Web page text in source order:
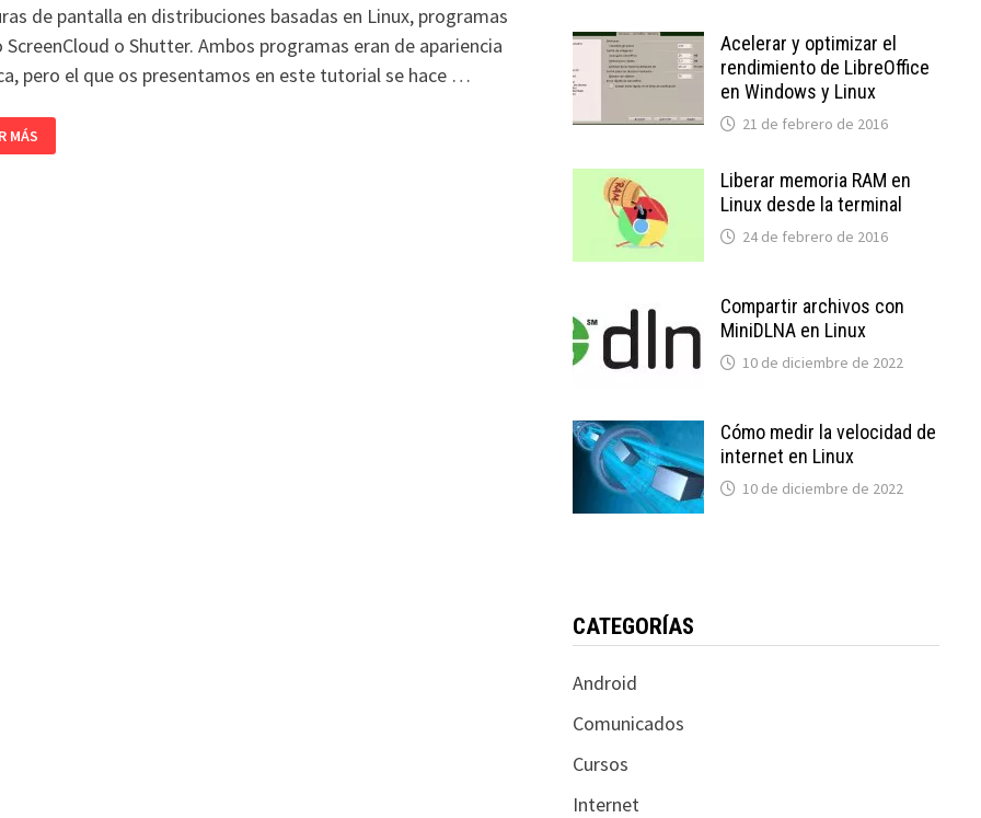
de pantalla en distribuciones basadas en Linux, programas
ScreenCloud o Shutter. Ambos programas eran de apariencia
pero el que os presentamos en este tutorial se hace …
MÁS
Acelerar y optimizar el
rendimiento de LibreOffice
en Windows y Linux
21 de febrero de 2016
Liberar memoria RAM en
Linux desde la terminal
24 de febrero de 2016
Compartir archivos con
MiniDLNA en Linux
10 de diciembre de 2022
Cómo medir la velocidad de
internet en Linux
10 de diciembre de 2022
CATEGORÍAS
Android
Comunicados
Cursos
Internet